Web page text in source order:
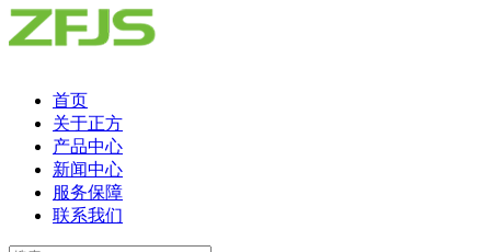
首页
关于正方
产品中心
新闻中心
服务保障
联系我们